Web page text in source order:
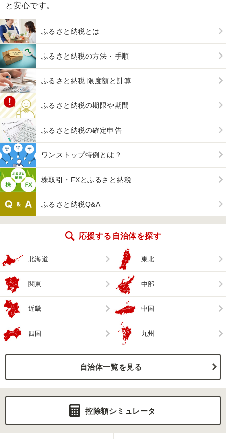
と安心です。
ふるさと納税とは
ふるさと納税の方法・手順
ふるさと納税 限度額と計算
ふるさと納税の期限や期間
ふるさと納税の確定申告
ワンストップ特例とは？
株取引・FXとふるさと納税
ふるさと納税Q&A
応援する自治体を探す
北海道 東北
関東 中部
近畿 中国
四国 九州
自治体一覧を見る
控除額シミュレータ